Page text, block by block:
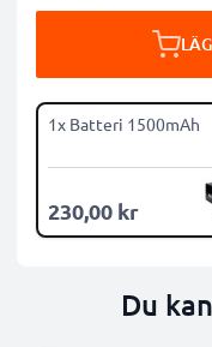
1x Batteri 1500mAh
230,00 kr
Du